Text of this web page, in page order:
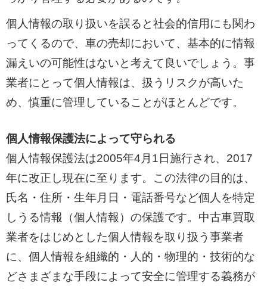
個人情報の取り扱いを誤ると社会的信用にも関わ
ってくるので、車の売却において、基本的に情報
漏えいの可能性はないと考えて良いでしょう。事
業者にとって個人情報は、扱うリスクが高いた
め、慎重に管理していることがほとんどです。
個人情報保護法によって守られる
個人情報保護法は2005年4月1日施行され、2017
年に改正し現在に至ります。この法律の目的は、
氏名・住所・生年月日・電話番号など個人を特定
しうる情報（個人情報）の保護です。中古車買取
業者をはじめとした個人情報を取り扱う事業者
に、個人情報を組織的・人的・物理的・技術的な
どさまざまな手段によって安全に管理する義務が